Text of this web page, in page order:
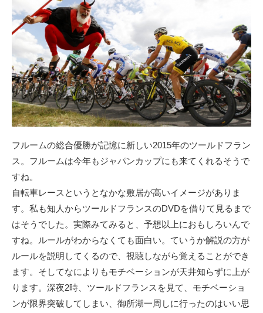
フルームの総合優勝が記憶に新しい2015年のツールドフラン
ス。フルームは今年もジャパンカップにも来てくれるそうで
すね。
自転車レースというとなかな敷居が高いイメージがありま
す。私も知人からツールドフランスのDVDを借りて見るまで
はそうでした。実際みてみると、予想以上におもしろいんで
すね。ルールがわからなくても面白い。ていうか解説の方が
ルールを説明してくるので、視聴しながら覚えることができ
ます。そしてなによりもモチベーションが天井知らずに上が
ります。深夜2時、ツールドフランスを見て、モチベーショ
ンが限界突破してしまい、御所湖一周しに行ったのはいい思